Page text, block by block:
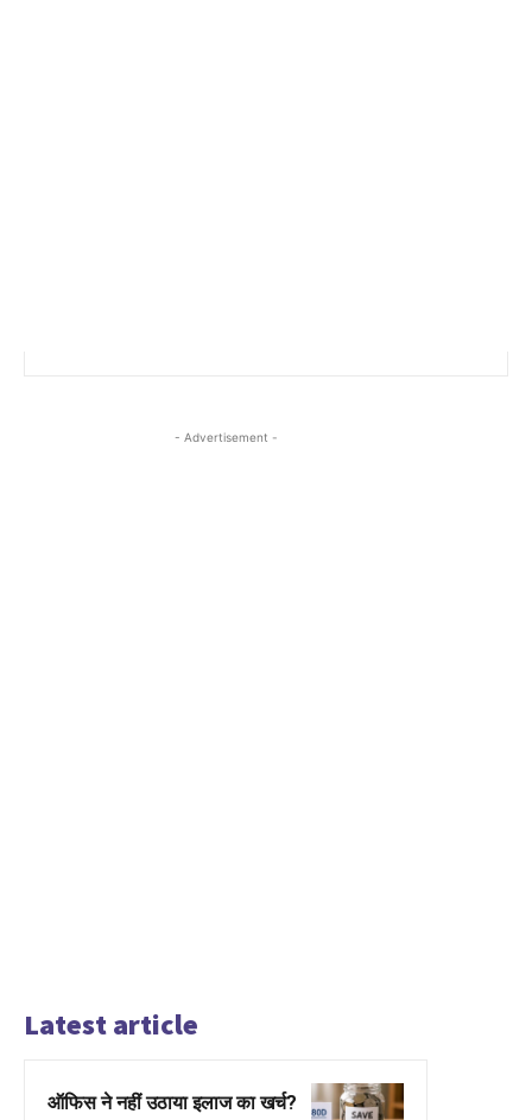
- Advertisement -
Latest article
ऑफिस ने नहीं उठाया इलाज का खर्च?